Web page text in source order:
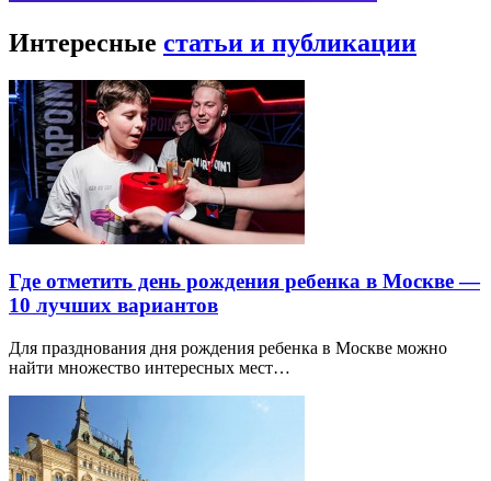
Интересные статьи и публикации
Где отметить день рождения ребенка в Москве —
10 лучших вариантов
Для празднования дня рождения ребенка в Москве можно
найти множество интересных мест…